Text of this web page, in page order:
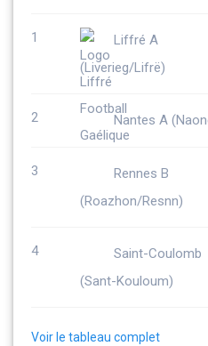
1
Liffré A
(Liverieg/Lifrë)
2 Nantes A
3
Rennes B
(Roazhon/Resnn)
4
Saint-Coulomb
(Sant-Kouloum)
Voir le tableau complet